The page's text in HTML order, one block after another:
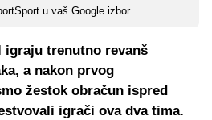
u vaš Google izbor
igraju trenutno revanš
a nakon prvog
žestok obračun ispred
igrači ova dva tima.